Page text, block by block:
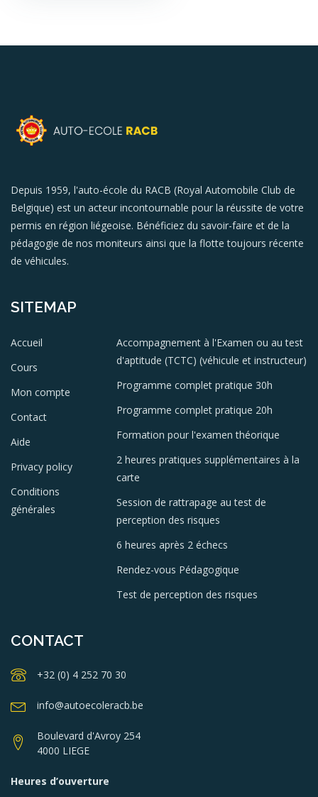
Depuis 1959, l'auto-école du RACB (Royal Automobile Club de
Belgique) est un acteur incontournable pour la réussite de votre
permis en région liégeoise. Bénéficiez du savoir-faire et de la
pédagogie de nos moniteurs ainsi que la flotte toujours récente
de véhicules.
SITEMAP
Accueil
Cours
Mon compte
Contact
Aide
Privacy policy
Conditions
générales
Accompagnement à l'Examen ou au test
d'aptitude (TCTC) (véhicule et instructeur)
Programme complet pratique 30h
Programme complet pratique 20h
Formation pour l'examen théorique
2 heures pratiques supplémentaires à la
carte
Session de rattrapage au test de
perception des risques
6 heures après 2 échecs
Rendez-vous Pédagogique
Test de perception des risques
CONTACT
+32 (0) 4 252 70 30
info@autoecoleracb.be
Boulevard d'Avroy 254
4000 LIEGE
Heures d’ouverture